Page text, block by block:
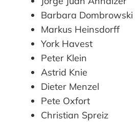
Barbara Dombrowski
Markus Heinsdorff
York Havest
Peter Klein
Astrid Knie
Dieter Menzel
Pete Oxfort
Christian Spreiz